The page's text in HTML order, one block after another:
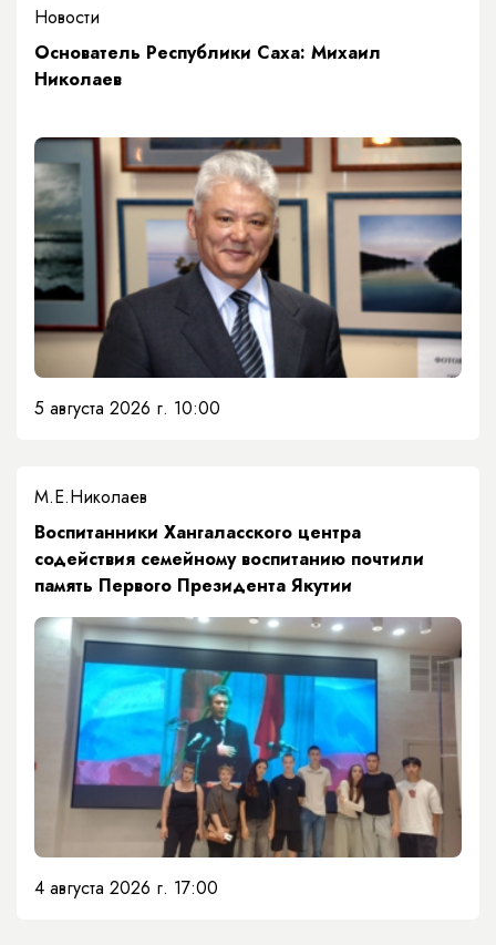
Новости
Основатель Республики Саха: Михаил
Николаев
5 августа 2026 г. 10:00
М.Е.Николаев
​Воспитанники Хангаласского центра
содействия семейному воспитанию почтили
память Первого Президента Якутии
4 августа 2026 г. 17:00